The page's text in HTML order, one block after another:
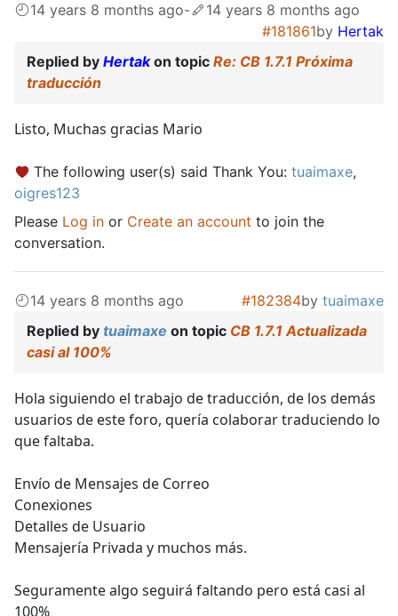
14 years 8 months ago-
14 years 8 months ago
#181861by Hertak
Replied by Hertakon topic Re: CB 1.7.1 Próxima
traducción
Listo, Muchas gracias Mario
The following user(s) said Thank You: tuaimaxe,
oigres123
Please Log in or Create an account to join the
conversation.
14 years 8 months ago #182384by tuaimaxe
Replied by tuaimaxe on topic CB 1.7.1 Actualizada
casi al 100%
Hola siguiendo el trabajo de traducción, de los demás
usuarios de este foro, quería colaborar traduciendo lo
que faltaba.
Envío de Mensajes de Correo
Conexiones
Detalles de Usuario
Mensajería Privada y muchos más.
Seguramente algo seguirá faltando pero está casi al
100%